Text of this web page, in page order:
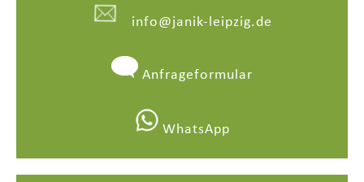
info@janik-leipzig.de
Anfrageformular
WhatsApp